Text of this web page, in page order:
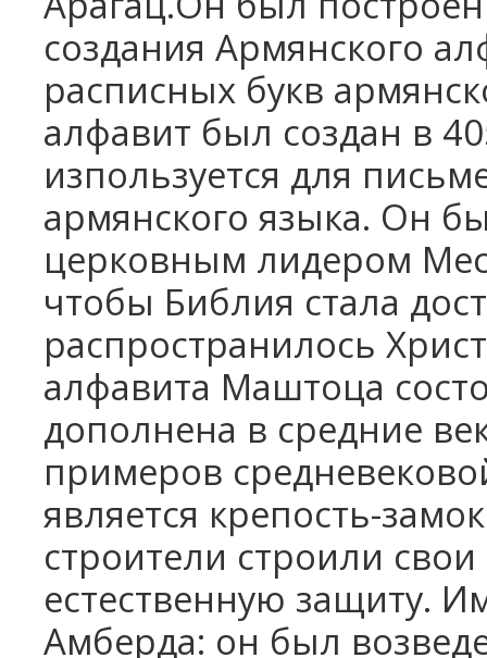
создания Армянского
расписных букв
алфавит был создан в
изпользуется для
армянского языка. Он
церковным лидером
чтобы Библия стала
распространилось
алфавита Маштоца
дополнена в средние
примеров
является крепость-
строители строили
естественную защиту.
Амберда: он был